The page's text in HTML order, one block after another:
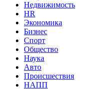
ГАЗ внедрил сквозную
млн рублей в год
Горьковский автозавод
управления жизненным
позволила повысить
сократить ежегодные